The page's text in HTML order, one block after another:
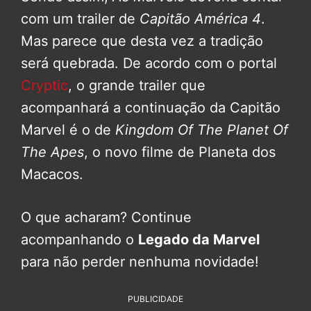
com um trailer de Capitão América 4.
Mas parece que desta vez a tradição
será quebrada. De acordo com o portal
Cryptic, o grande trailer que
acompanhará a continuação da Capitão
Marvel é o de Kingdom Of The Planet Of
The Apes, o novo filme de Planeta dos
Macacos.
O que acharam? Continue
acompanhando o Legado da Marvel
para não perder nenhuma novidade!
PUBLICIDADE